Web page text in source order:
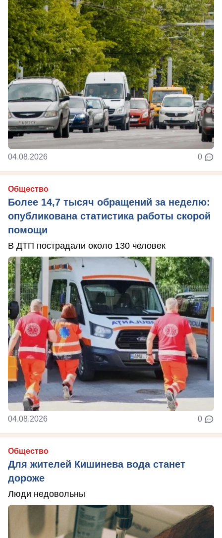
04.08.2026 0
Общество
Более 14,7 тысяч обращений за неделю:
опубликована статистика работы скорой
помощи
В ДТП пострадали около 130 человек
04.08.2026 0
Общество
Для жителей Кишинева вода станет
дороже
Люди недовольны